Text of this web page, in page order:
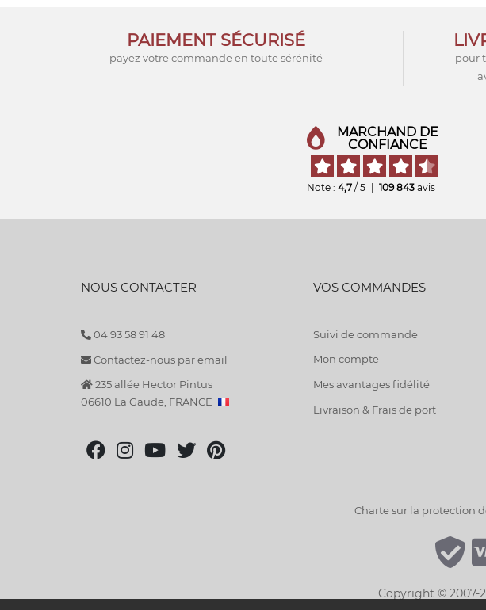
PAIEMENT SÉCURISÉ
payez votre commande en toute sérénité
pour
MARCHAND DE
CONFIANCE
Note : 4,7 / 5 109 843 avis
NOUS CONTACTER
04 93 58 91 48
Contactez-nous par email
235 allée Hector Pintus
06610 La Gaude, FRANCE
VOS COMMANDES
Suivi de commande
Mon compte
Mes avantages fidélité
Livraison & Frais de port
Charte sur la protection
Copyright © 2007-